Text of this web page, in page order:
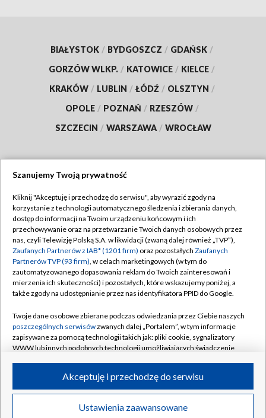
BIAŁYSTOK / BYDGOSZCZ / GDAŃSK /
GORZÓW WLKP. / KATOWICE / KIELCE /
KRAKÓW / LUBLIN / ŁÓDŹ / OLSZTYN /
OPOLE / POZNAŃ / RZESZÓW /
SZCZECIN / WARSZAWA / WROCŁAW
TVP
Abonament TVP
Emisja w TVP
Centrum informacji TVP
Naziemna Telewizja Cyfrowa
Rada Programowa
System NOS
Informacje o nadawcy
Program dla prasy
Regulamin TVP
Polityka prywatności
Moje zgody
Pomoc
Kontakt
Kanały
©2026 Telewizja Polska S.A. w likwidacji
Szanujemy Twoją prywatność
Kliknij "Akceptuję i przechodzę do serwisu", aby wyrazić zgody na
korzystanie z technologii automatycznego śledzenia i zbierania danych,
dostęp do informacji na Twoim urządzeniu końcowym i ich
przechowywanie oraz na przetwarzanie Twoich danych osobowych przez
nas, czyli Telewizję Polską S.A. w likwidacji (zwaną dalej również „TVP”),
Zaufanych Partnerów z IAB* (1201 firm) oraz pozostałych Zaufanych
Partnerów TVP (93 firm), w celach marketingowych (w tym do
zautomatyzowanego dopasowania reklam do Twoich zainteresowań i
mierzenia ich skuteczności) i pozostałych, które wskazujemy poniżej, a
także zgody na udostępnianie przez nas identyfikatora PPID do Google.
Twoje dane osobowe zbierane podczas odwiedzania przez Ciebie naszych
poszczególnych serwisówzwanych dalej „Portalem”, w tym informacje
zapisywane za pomocą technologii takich jak: pliki cookie, sygnalizatory
WWW lub innych podobnych technologii umożliwiających świadczenie
ruchu w Internecie.
Twoje dane osobowe zbierane podczas odwiedzania przez Ciebie
poszczególnych serwisówna Portalu, takie jak adresy IP, identyfikatory
Ustawienia zaawansowane
Akceptuję i przechodzę do serwisu